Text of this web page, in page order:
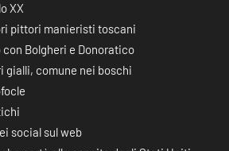
XX
pittori manieristi toscani
con Bolgheri e Donoratico
gialli, comune nei boschi
social sul web